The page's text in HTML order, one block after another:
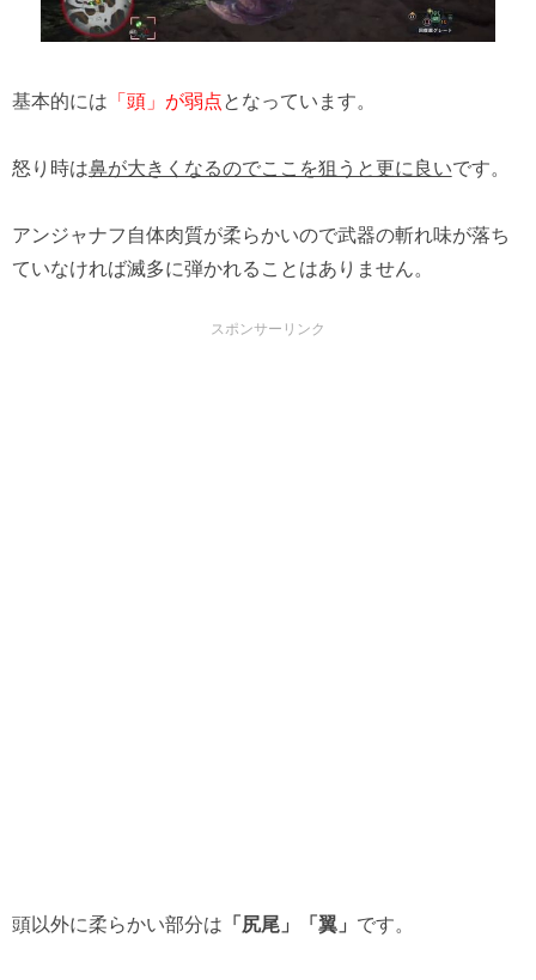
基本的には 「頭」が弱点となっています。
怒り時は鼻が大きくなるのでここを狙うと更に良いです。
アンジャナフ自体肉質が柔らかいので武器の斬れ味が落ち
ていなければ滅多に弾かれることはありません。
スポンサーリンク
頭以外に柔らかい部分は 「尻尾」「翼」 です。